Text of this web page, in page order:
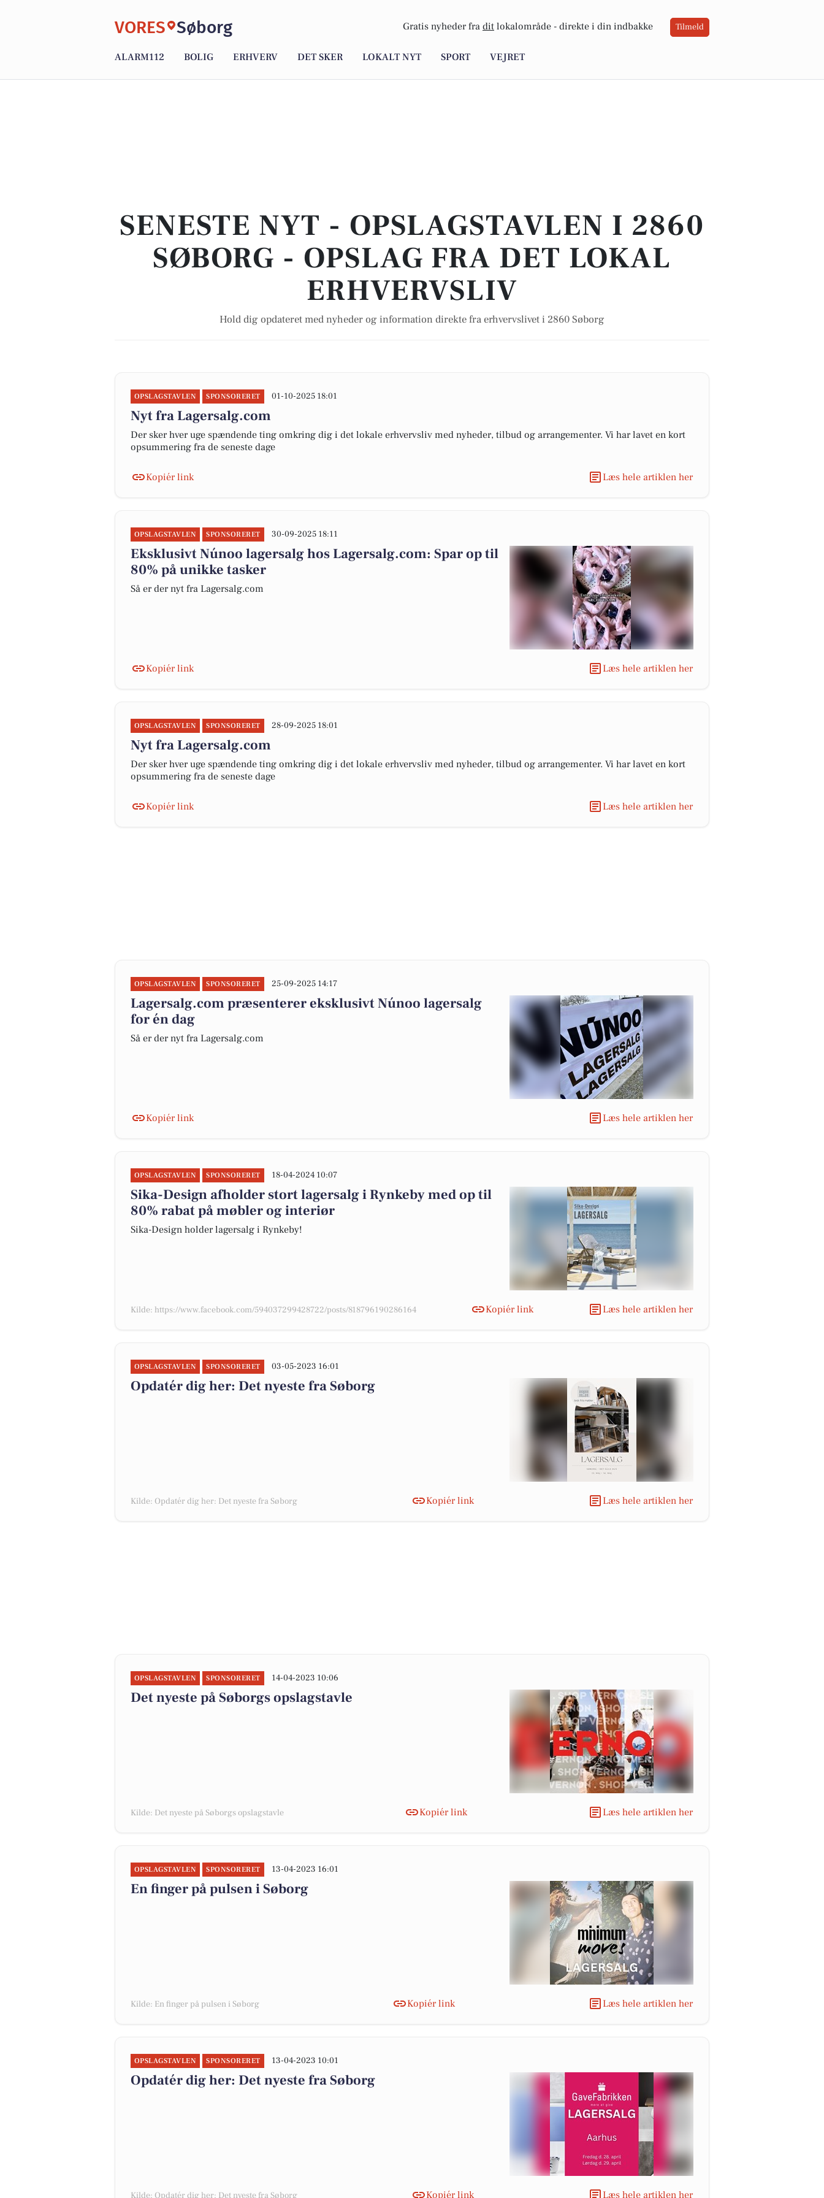
VORES Søborg Gratis nyheder fra dit lokalområde - direkte i din indbakke Tilmeld
ALARM112 BOLIG ERHVERV DET SKER LOKALT NYT SPORT VEJRET
SENESTE NYT - OPSLAGSTAVLEN I 2860
SØBORG - OPSLAG FRA DET LOKAL
ERHVERVSLIV
Hold dig opdateret med nyheder og information direkte fra erhvervslivet i 2860 Søborg
OPSLAGSTAVLEN SPONSORERET 01-10-2025 18:01
Nyt fra Lagersalg.com
Der sker hver uge spændende ting omkring dig i det lokale erhvervsliv med nyheder, tilbud og arrangementer. Vi har lavet en kort
opsummering fra de seneste dage
Kopiér link Læs hele artiklen her
OPSLAGSTAVLEN SPONSORERET 30-09-2025 18:11
Eksklusivt Núnoo lagersalg hos Lagersalg.com: Spar op til
80% på unikke tasker
Så er der nyt fra Lagersalg.com
Kopiér link Læs hele artiklen her
OPSLAGSTAVLEN SPONSORERET 28-09-2025 18:01
Nyt fra Lagersalg.com
Der sker hver uge spændende ting omkring dig i det lokale erhvervsliv med nyheder, tilbud og arrangementer. Vi har lavet en kort
opsummering fra de seneste dage
Kopiér link Læs hele artiklen her
OPSLAGSTAVLEN SPONSORERET 25-09-2025 14:17
Lagersalg.com præsenterer eksklusivt Núnoo lagersalg
for én dag
Så er der nyt fra Lagersalg.com
Kopiér link Læs hele artiklen her
OPSLAGSTAVLEN SPONSORERET 18-04-2024 10:07
Sika-Design afholder stort lagersalg i Rynkeby med op til
80% rabat på møbler og interiør
Sika-Design holder lagersalg i Rynkeby!
Kilde: https://www.facebook.com/594037299428722/posts/818796190286164 Kopiér link Læs hele artiklen her
OPSLAGSTAVLEN SPONSORERET 03-05-2023 16:01
Opdatér dig her: Det nyeste fra Søborg
Kilde: Opdatér dig her: Det nyeste fra Søborg Kopiér link Læs hele artiklen her
OPSLAGSTAVLEN SPONSORERET 14-04-2023 10:06
Det nyeste på Søborgs opslagstavle
Kilde: Det nyeste på Søborgs opslagstavle Kopiér link Læs hele artiklen her
OPSLAGSTAVLEN SPONSORERET 13-04-2023 16:01
En finger på pulsen i Søborg
Kilde: En finger på pulsen i Søborg Kopiér link Læs hele artiklen her
OPSLAGSTAVLEN SPONSORERET 13-04-2023 10:01
Opdatér dig her: Det nyeste fra Søborg
Kilde: Opdatér dig her: Det nyeste fra Søborg Kopiér link Læs hele artiklen her